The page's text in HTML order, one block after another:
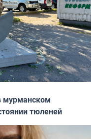
мурманском
тюленей